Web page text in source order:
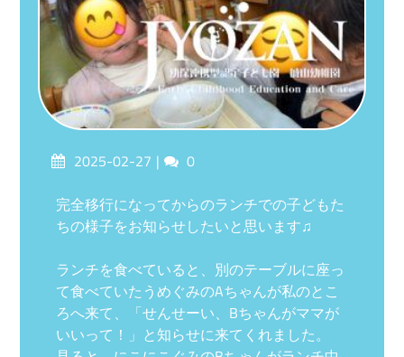
Posted2025-02-27 Comments
0
完全移行になってからのランチでの子どもた
ちの様子をお知らせしたいと思います♫
ランチを食べていると、別のテーブルに座っ
て食べていたうめぐみのAちゃんが私のとこ
ろへ来て、「せんせーい、Bちゃんがママが
いいって！」と知らせに来てくれました。